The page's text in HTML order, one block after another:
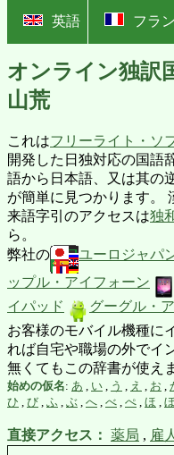
英語 フラ
オンライン独訳
山荒
これはフリーライト・ソ
開発した日独対応の国語
語から日本語、又は其の
が簡単に見つかります。
来語字引のアクセスは独
ら。
弊社の
ユーロジャパ
ップル・アイフォーン
イパッド
グーグル・
お客様のモバイル機種に
れば自宅や職場の外でイ
無くてもこの辞書が使え
始めの仮名: あ い う え お
ひ
び ふ ぶ へ べ ぺ ほ
直接アクセス： 薬局 , 雇人